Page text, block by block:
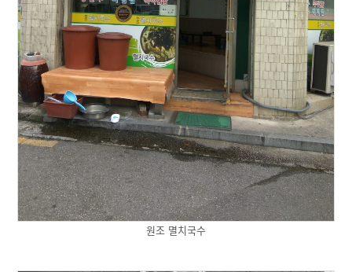
원조 멸치국수